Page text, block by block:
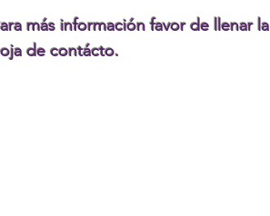
más información favor de llenar la
de contácto.